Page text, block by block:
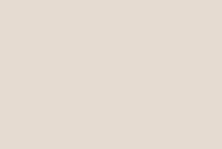
wij zorgen dat jouw tuin blijft